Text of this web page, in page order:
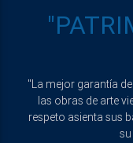
"La mejor garantía
las obras de arte
respeto asienta sus